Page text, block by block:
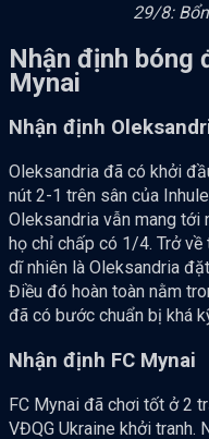
29/8:
Nhận định bóng
Mynai
Nhận định
Oleksandria đã có khởi
nút 2-1 trên sân của
Oleksandria vẫn mang
họ chỉ chấp có 1/4. Trở
dĩ nhiên là Oleksandria
Điều đó hoàn toàn nằm
đã có bước chuẩn bị khá
Nhận định FC Mynai
FC Mynai đã chơi tốt ở 2
VĐQG Ukraine khởi tranh.